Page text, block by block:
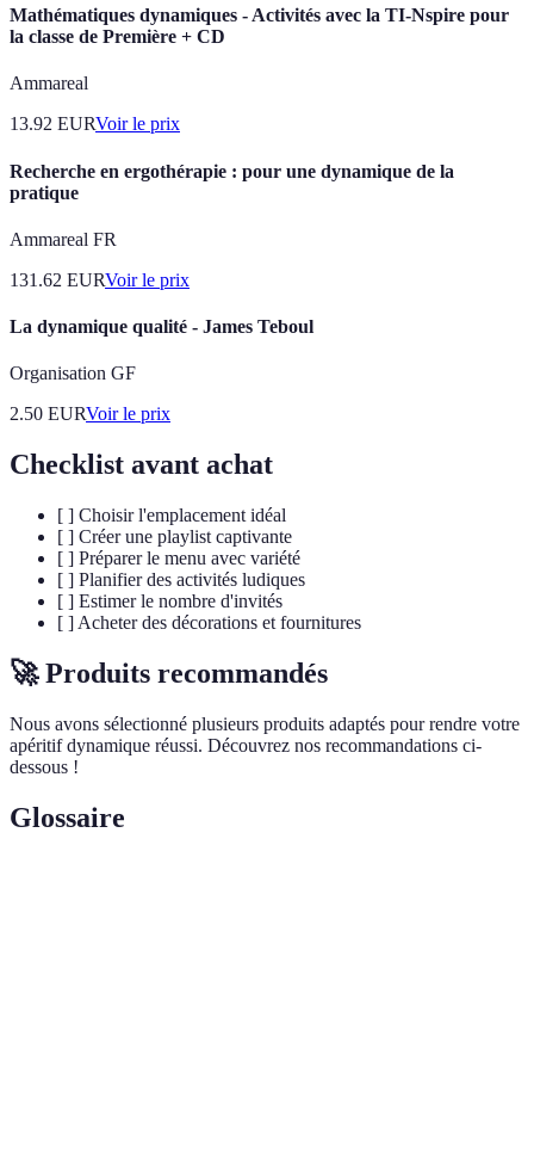
Mathématiques dynamiques - Activités avec la TI-Nspire pour
la classe de Première + CD
Ammareal
13.92 EURVoir le prix
Recherche en ergothérapie : pour une dynamique de la
pratique
Ammareal FR
131.62 EURVoir le prix
La dynamique qualité - James Teboul
Organisation GF
2.50 EURVoir le prix
Checklist avant achat
[ ] Choisir l'emplacement idéal
[ ] Créer une playlist captivante
[ ] Préparer le menu avec variété
[ ] Planifier des activités ludiques
[ ] Estimer le nombre d'invités
[ ] Acheter des décorations et fournitures
🚀 Produits recommandés
Nous avons sélectionné plusieurs produits adaptés pour rendre votre
apéritif dynamique réussi. Découvrez nos recommandations ci-
dessous !
Glossaire